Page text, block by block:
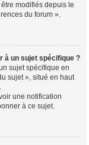
modifiés depuis le
du forum ».
à un sujet spécifique ?
sujet spécifique en
sujet », situé en haut
une notification
à ce sujet.